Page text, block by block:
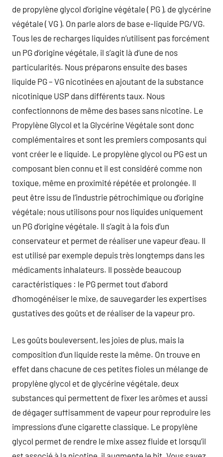
de propylène glycol d’origine végétale ( PG ), de glycérine
végétale ( VG ). On parle alors de base e-liquide PG/VG.
Tous les de recharges liquides n’utilisent pas forcément
un PG d’origine végétale, il s’agit là d’une de nos
particularités. Nous préparons ensuite des bases
liquide PG – VG nicotinées en ajoutant de la substance
nicotinique USP dans différents taux. Nous
confectionnons de même des bases sans nicotine. Le
Propylène Glycol et la Glycérine Végétale sont donc
complémentaires et sont les premiers composants qui
vont créer le e liquide. Le propylène glycol ou PG est un
composant bien connu et il est considéré comme non
toxique, même en proximité répétée et prolongée. Il
peut être issu de l’industrie pétrochimique ou d’origine
végétale; nous utilisons pour nos liquides uniquement
un PG d’origine végétale. Il s’agit à la fois d’un
conservateur et permet de réaliser une vapeur d’eau. Il
est utilisé par exemple depuis très longtemps dans les
médicaments inhalateurs. Il possède beaucoup
caractéristiques : le PG permet tout d’abord
d’homogénéiser le mixe, de sauvegarder les expertises
gustatives des goûts et de réaliser de la vapeur pro.
Les goûts bouleversent, les joies de plus, mais la
composition d’un liquide reste la même. On trouve en
effet dans chacune de ces petites fioles un mélange de
propylène glycol et de glycérine végétale, deux
substances qui permettent de fixer les arômes et aussi
de dégager suffisamment de vapeur pour reproduire les
impressions d’une cigarette classique. Le propylène
glycol permet de rendre le mixe assez fluide et lorsqu’il